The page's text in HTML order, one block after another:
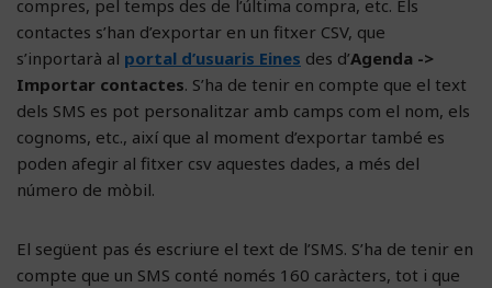
compres, pel temps des de l’última compra, etc. Els
contactes s’han d’exportar en un fitxer CSV, que
s’inportarà al portal d’usuaris Eines des d’Agenda ->
Importar contactes. S’ha de tenir en compte que el text
dels SMS es pot personalitzar amb camps com el nom, els
cognoms, etc., així que al moment d’exportar també es
poden afegir al fitxer csv aquestes dades, a més del
número de mòbil.
El següent pas és escriure el text de l’SMS. S’ha de tenir en
compte que un SMS conté només 160 caràcters, tot i que